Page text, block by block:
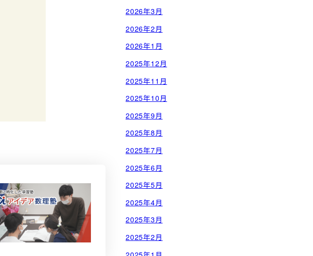
2026年3月
2026年2月
2026年1月
2025年12月
2025年11月
2025年10月
2025年9月
2025年8月
2025年7月
2025年6月
2025年5月
2025年4月
2025年3月
2025年2月